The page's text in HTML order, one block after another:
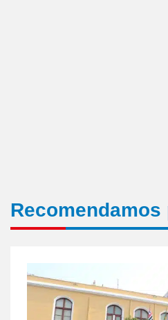
Recomendamos